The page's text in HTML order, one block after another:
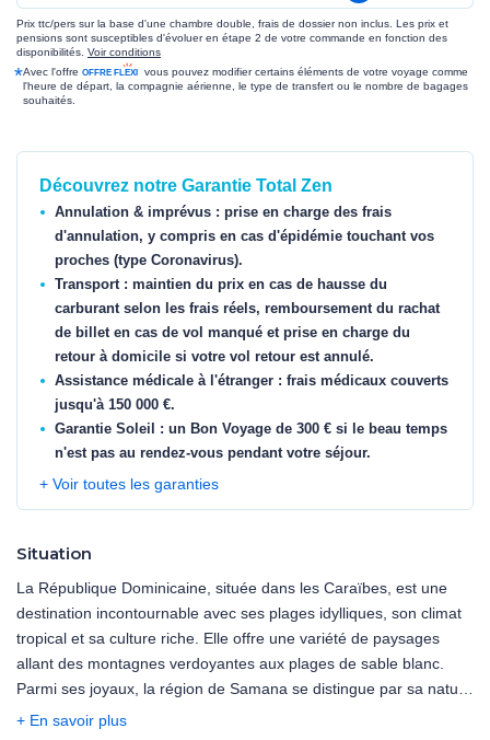
Prix ttc/pers sur la base d'une chambre double, frais de dossier non inclus. Les prix et
pensions sont susceptibles d'évoluer en étape 2 de votre commande en fonction des
disponibilités. Voir conditions
*Avec l'offre
vous pouvez modifier certains éléments de votre voyage comme
l'heure de départ, la compagnie aérienne, le type de transfert ou le nombre de bagages
souhaités.
Découvrez notre Garantie Total Zen
Annulation & imprévus : prise en charge des frais
d'annulation, y compris en cas d'épidémie touchant vos
proches (type Coronavirus).
Transport : maintien du prix en cas de hausse du
carburant selon les frais réels, remboursement du rachat
de billet en cas de vol manqué et prise en charge du
retour à domicile si votre vol retour est annulé.
Assistance médicale à l'étranger : frais médicaux couverts
jusqu'à 150 000 €.
Garantie Soleil : un Bon Voyage de 300 € si le beau temps
n'est pas au rendez-vous pendant votre séjour.
+ Voir toutes les garanties
Situation
La République Dominicaine, située dans les Caraïbes, est une
destination incontournable avec ses plages idylliques, son climat
tropical et sa culture riche. Elle offre une variété de paysages
allant des montagnes verdoyantes aux plages de sable blanc.
Parmi ses joyaux, la région de Samana se distingue par sa nature
préservée, ses plages tranquilles et ses cascades
+ En savoir plus